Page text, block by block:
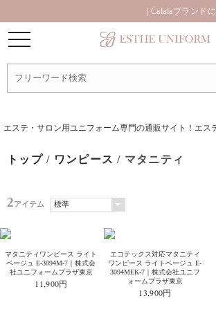
| Calalaブランドに
エステ・サロン用ユニフォーム専門の通販サイト！エス
トップ/ ワンピース / マタニティ
2アイテム
マタニティワンピース ライト
ベージュ E-3094M-7｜株式会
社ユニフォームプラザ東京
11,900円
エコテックス対応マタニティ
ワンピース ライトベージュ E-
3094MEK-7｜株式会社ユニフ
ォームプラザ東京
13,900円